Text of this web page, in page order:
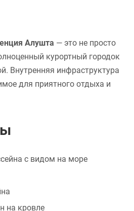
Алушта — это не просто
курортный городок
Внутренняя инфраструктура
для приятного отдыха и
с видом на море
на кровле